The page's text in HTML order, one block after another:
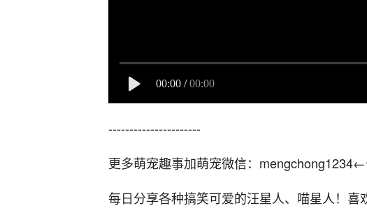
00:00 / 00:00
----------------------
更多萌宠趣事加萌宠微信：
每日分享各种搞笑可爱的汪星人、喵星人！喜